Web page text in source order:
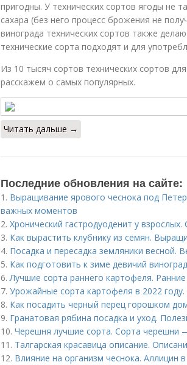
пригодны. У технических сортов ягоды не
сахара (без него процесс брожения не
винограда технических сортов также
технические сорта подходят и для
Из 10 тысяч сортов технических сортов
расскажем о самых популярных.
Читать дальше →
Последние обновления на сайте:
1. Выращивание ярового чеснока под
важных моментов
2. Хронический гастродуоденит у
3. Как вырастить клубнику из семян.
4. Посадка и пересадка земляники весной.
5. Как подготовить к зиме девичий
6.Лучшие сорта раннего картофеля.
7. Урожайные сорта картофеля в 2022 году.
8. Как посадить черный перец горошком
9. Гранатовая рябина посадка и уход.
10. Черешня лучшие сорта. Сорта черешни
11. Талгарская красавица описание.
12. Влияние на организм чеснока. Аллицин